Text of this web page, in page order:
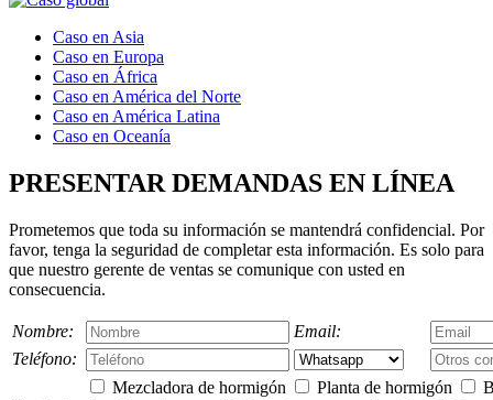
Caso en Asia
Caso en Europa
Caso en África
Caso en América del Norte
Caso en América Latina
Caso en Oceanía
PRESENTAR DEMANDAS EN LÍNEA
Prometemos que toda su información se mantendrá confidencial. Por
favor, tenga la seguridad de completar esta información. Es solo para
que nuestro gerente de ventas se comunique con usted en
consecuencia.
Nombre:
Email:
Teléfono:
Mezcladora de hormigón Planta de hormigón